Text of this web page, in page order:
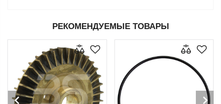
РЕКОМЕНДУЕМЫЕ ТОВАРЫ